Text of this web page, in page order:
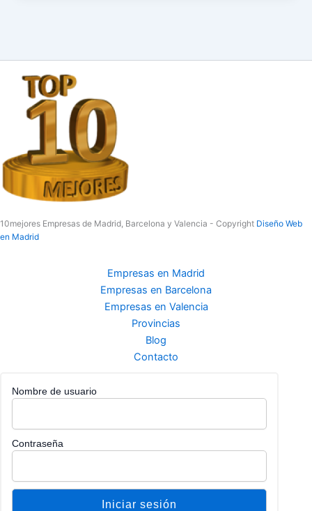
10mejores Empresas de Madrid, Barcelona y Valencia - Copyright Diseño Web
en Madrid
Empresas en Madrid
Empresas en Barcelona
Empresas en Valencia
Provincias
Blog
Contacto
Nombre de usuario
Contraseña